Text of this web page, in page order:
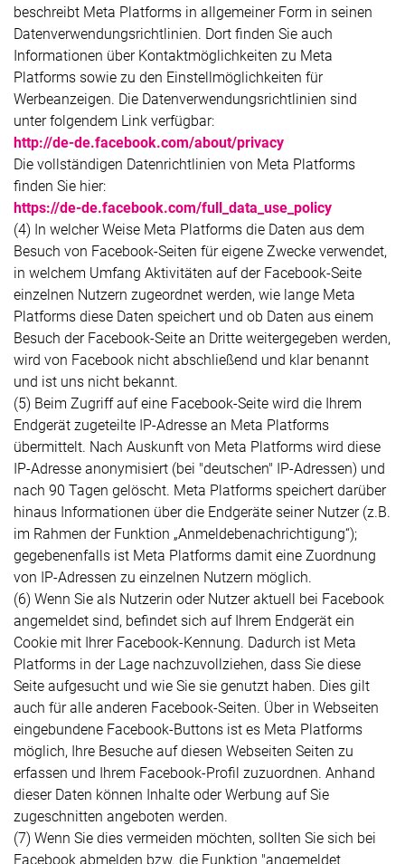
beschreibt Meta Platforms in allgemeiner Form in seinen
Datenverwendungsrichtlinien. Dort finden Sie auch
Informationen über Kontaktmöglichkeiten zu Meta
Platforms sowie zu den Einstellmöglichkeiten für
Werbeanzeigen. Die Datenverwendungsrichtlinien sind
unter folgendem Link verfügbar:
http://de-de.facebook.com/about/privacy
Die vollständigen Datenrichtlinien von Meta Platforms
finden Sie hier:
https://de-de.facebook.com/full_data_use_policy
(4) In welcher Weise Meta Platforms die Daten aus dem
Besuch von Facebook-Seiten für eigene Zwecke verwendet,
in welchem Umfang Aktivitäten auf der Facebook-Seite
einzelnen Nutzern zugeordnet werden, wie lange Meta
Platforms diese Daten speichert und ob Daten aus einem
Besuch der Facebook-Seite an Dritte weitergegeben werden,
wird von Facebook nicht abschließend und klar benannt
und ist uns nicht bekannt.
(5) Beim Zugriff auf eine Facebook-Seite wird die Ihrem
Endgerät zugeteilte IP-Adresse an Meta Platforms
übermittelt. Nach Auskunft von Meta Platforms wird diese
IP-Adresse anonymisiert (bei "deutschen" IP-Adressen) und
nach 90 Tagen gelöscht. Meta Platforms speichert darüber
hinaus Informationen über die Endgeräte seiner Nutzer (z.B.
im Rahmen der Funktion „Anmeldebenachrichtigung“);
gegebenenfalls ist Meta Platforms damit eine Zuordnung
von IP-Adressen zu einzelnen Nutzern möglich.
(6) Wenn Sie als Nutzerin oder Nutzer aktuell bei Facebook
angemeldet sind, befindet sich auf Ihrem Endgerät ein
Cookie mit Ihrer Facebook-Kennung. Dadurch ist Meta
Platforms in der Lage nachzuvollziehen, dass Sie diese
Seite aufgesucht und wie Sie sie genutzt haben. Dies gilt
auch für alle anderen Facebook-Seiten. Über in Webseiten
eingebundene Facebook-Buttons ist es Meta Platforms
möglich, Ihre Besuche auf diesen Webseiten Seiten zu
erfassen und Ihrem Facebook-Profil zuzuordnen. Anhand
dieser Daten können Inhalte oder Werbung auf Sie
zugeschnitten angeboten werden.
(7) Wenn Sie dies vermeiden möchten, sollten Sie sich bei
Facebook abmelden bzw. die Funktion "angemeldet